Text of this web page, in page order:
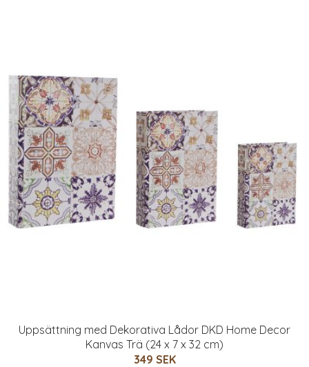
Uppsättning med Dekorativa Lådor DKD Home Decor
Kanvas Trä (24 x 7 x 32 cm)
349 SEK